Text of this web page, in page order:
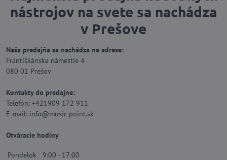
nástrojov na svete sa nachádza
v Prešove
Naša predajňa sa nachádza na adrese:
Františkánske námestie 4
080 01 Prešov
Kontakty do predajne:
Telefón: +421909 172 911
E-mail: info@music-point.sk
Otváracie hodiny
Pondelok
9:00 - 17:00